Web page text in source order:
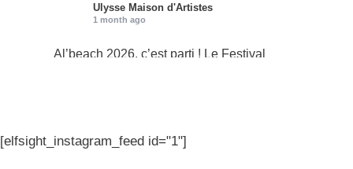
Ulysse Maison d'Artistes
1 month ago
Al’beach 2026, c’est parti ! Le Festival
rencontres pros, vitrines / concerts d’artistes
[elfsight_instagram_feed id="1"]